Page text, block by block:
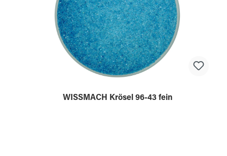
WISSMACH Krösel 96-43 fein